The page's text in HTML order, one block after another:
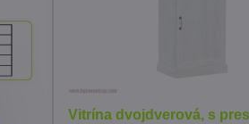
Vitrína dvojdverová, s